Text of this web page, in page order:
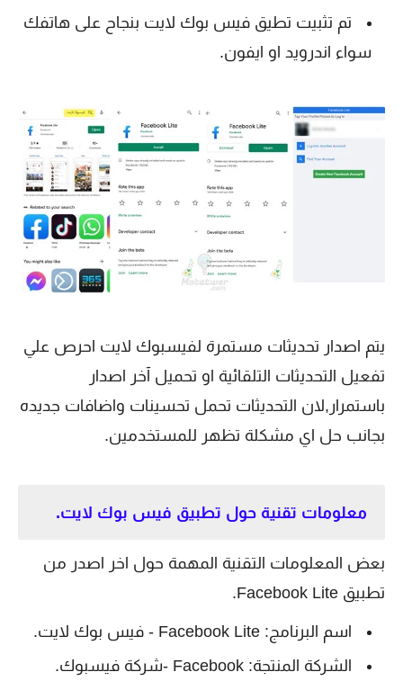
تم تثبيت تطيق فيس بوك لايت بنجاح على هاتفك
سواء اندرويد او ايفون.
يتم اصدار تحديثات مستمرة لفيسبوك لايت احرص علي
تفعيل التحديثات التلقائية او تحميل آخر اصدار
باستمرار,لان التحديثات تحمل تحسينات واضافات جديده
بجانب حل اي مشكلة تظهر للمستخدمين.
معلومات تقنية حول تطبيق فيس بوك لايت.
بعض المعلومات التقنية المهمة حول اخر اصدر من
تطبيق Facebook Lite‏.
اسم البرنامج: Facebook Lite‏ - فيس بوك لايت.
الشركة المنتجة: Facebook‏ -شركة فيسبوك.